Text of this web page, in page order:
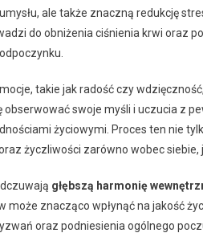
ale także znaczną redukcję
do obniżenia ciśnienia krwi oraz
takie jak radość czy
swoje myśli i uczucia z
życiowymi. Proces ten nie
życzliwości zarówno wobec siebie,
głębszą harmonię
znacząco wpłynąć na jakość
oraz podniesienia ogólnego